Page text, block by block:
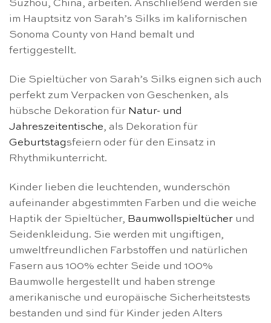
Suzhou, China, arbeiten. Anschließend werden sie
im Hauptsitz von Sarah’s Silks im kalifornischen
Sonoma County von Hand bemalt und
fertiggestellt.
Die Spieltücher von Sarah’s Silks eignen sich auch
perfekt zum Verpacken von Geschenken, als
hübsche Dekoration für Natur- und
Jahreszeitentische, als Dekoration für
Geburtstagsfeiern oder für den Einsatz in
Rhythmikunterricht.
Kinder lieben die leuchtenden, wunderschön
aufeinander abgestimmten Farben und die weiche
Haptik der Spieltücher, Baumwollspieltücher und
Seidenkleidung. Sie werden mit ungiftigen,
umweltfreundlichen Farbstoffen und natürlichen
Fasern aus 100% echter Seide und 100%
Baumwolle hergestellt und haben strenge
amerikanische und europäische Sicherheitstests
bestanden und sind für Kinder jeden Alters